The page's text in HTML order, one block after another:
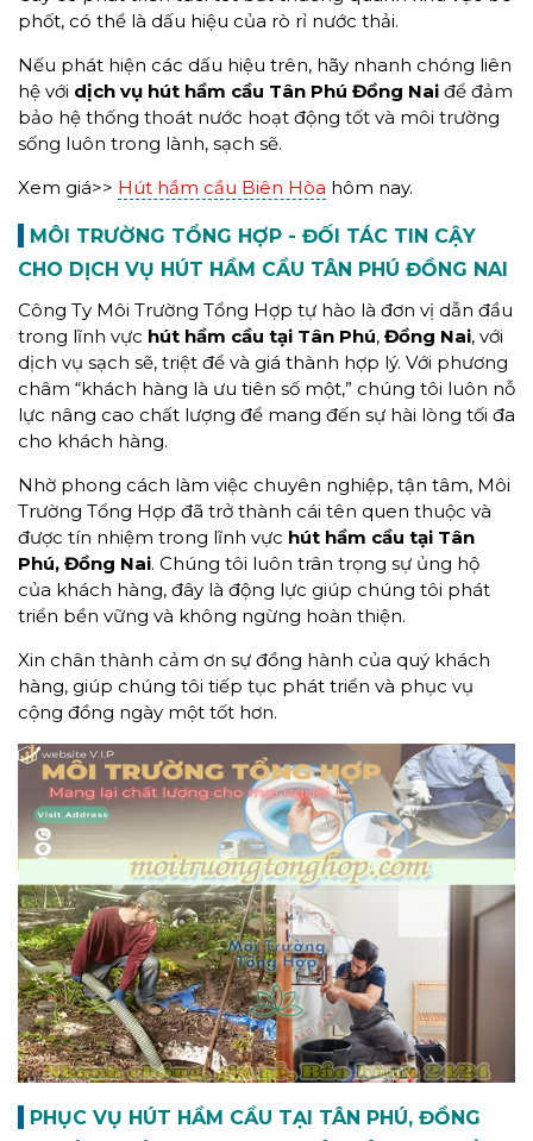
phốt, có thể là dấu hiệu của rò rỉ nước thải.
Nếu phát hiện các dấu hiệu trên, hãy nhanh chóng liên
hệ với dịch vụ hút hầm cầu Tân Phú Đồng Nai để đảm
bảo hệ thống thoát nước hoạt động tốt và môi trường
sống luôn trong lành, sạch sẽ.
Xem giá>> Hút hầm cầu Biên Hòa hôm nay.
MÔI TRƯỜNG TỔNG HỢP - ĐỐI TÁC TIN CẬY
CHO DỊCH VỤ HÚT HẦM CẦU TÂN PHÚ ĐỒNG NAI
Công Ty Môi Trường Tổng Hợp tự hào là đơn vị dẫn đầu
trong lĩnh vực hút hầm cầu tại Tân Phú, Đồng Nai, với
dịch vụ sạch sẽ, triệt để và giá thành hợp lý. Với phương
châm “khách hàng là ưu tiên số một,” chúng tôi luôn nỗ
lực nâng cao chất lượng để mang đến sự hài lòng tối đa
cho khách hàng.
Nhờ phong cách làm việc chuyên nghiệp, tận tâm, Môi
Trường Tổng Hợp đã trở thành cái tên quen thuộc và
được tín nhiệm trong lĩnh vực hút hầm cầu tại Tân
Phú, Đồng Nai. Chúng tôi luôn trân trọng sự ủng hộ
của khách hàng, đây là động lực giúp chúng tôi phát
triển bền vững và không ngừng hoàn thiện.
Xin chân thành cảm ơn sự đồng hành của quý khách
hàng, giúp chúng tôi tiếp tục phát triển và phục vụ
cộng đồng ngày một tốt hơn.
PHỤC VỤ HÚT HẦM CẦU TẠI TÂN PHÚ, ĐỒNG